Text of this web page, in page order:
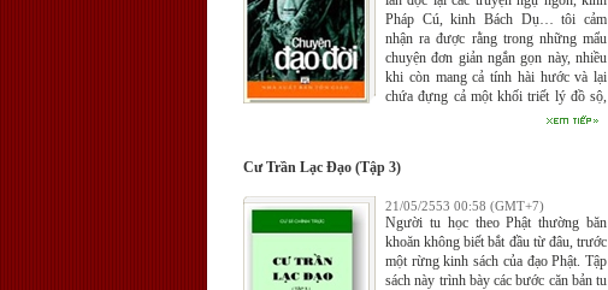
Pháp Cú, kinh Bách Dụ… tôi cảm
nhận ra được rằng trong những mẩu
chuyện đơn giản ngắn gọn này, nhiều
khi còn mang cả tính hài hước và lại
chứa đựng cả một khối triết lý đồ sộ,
buộc người ta phải dùng tuệ giác để
mà cổ nhân muốn gởi gắm.
Cư Trần Lạc Ðạo (Tập 3)
21/05/2553 00:58 (GMT+7)
Người tu học theo Phật thường băn
khoăn không biết bắt đầu từ đâu, trước
một rừng kinh sách của đạo Phật. Tập
sách này trình bày các bước căn bản tu